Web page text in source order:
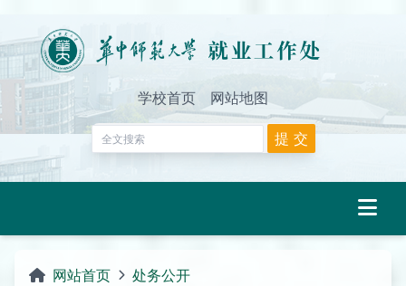
学校首页 网站地图
网站首页 处务公开